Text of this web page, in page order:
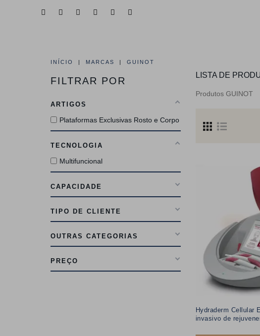
INÍCIO MARCAS GUINOT
FILTRAR POR
ARTIGOS
Plataformas Exclusivas Rosto e Corpo
TECNOLOGIA
Multifuncional
CAPACIDADE
TIPO DE CLIENTE
OUTRAS CATEGORIAS
PREÇO
LISTA DE
Produtos GUINOT
Hydraderm Cellular
invasivo de